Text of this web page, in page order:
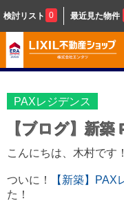
検討リスト 0 最近見た物件
PAXレジデンス
【ブログ】新
こんにちは、木村です！
ついに！ 【新築】PAX
た！